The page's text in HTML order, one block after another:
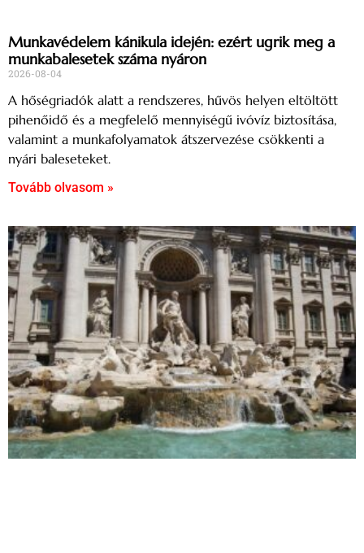
Munkavédelem kánikula idején: ezért ugrik meg a
munkabalesetek száma nyáron
2026-08-04
A hőségriadók alatt a rendszeres, hűvös helyen eltöltött
pihenőidő és a megfelelő mennyiségű ivóvíz biztosítása,
valamint a munkafolyamatok átszervezése csökkenti a
nyári baleseteket.
Tovább olvasom »